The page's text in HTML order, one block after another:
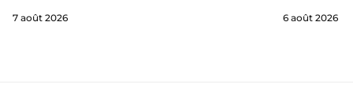
7 août 2026 6 août 2026